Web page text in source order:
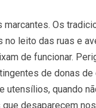
Os
leito das ruas e
de funcionar.
de donas
utensílios, quando
desaparecem